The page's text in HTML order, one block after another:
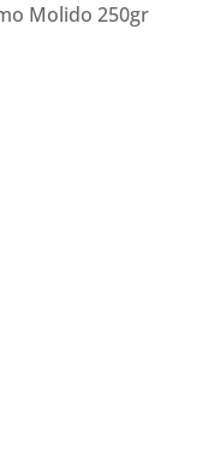
Molido 250gr